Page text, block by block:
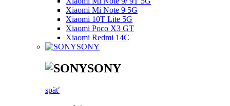
Xiaomi Mi Note 9 5G
Xiaomi 10T Lite 5G
Xiaomi Poco X3 GT
Xiaomi Redmi 14C
SONY
SONY
späť